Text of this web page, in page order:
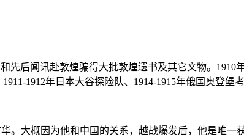
先后闻讯赴敦煌骗得大批敦煌遗书及其它文物。1910
1912年日本大谷探险队、1914-1915年俄国奥登堡
。大概因为他和中国的关系，越战爆发后，他是唯